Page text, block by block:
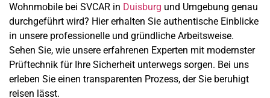
Wohnmobile bei SVCAR in Duisburg und Umgebung genau
durchgeführt wird? Hier erhalten Sie authentische Einblicke
in unsere professionelle und gründliche Arbeitsweise.
Sehen Sie, wie unsere erfahrenen Experten mit modernster
Prüftechnik für Ihre Sicherheit unterwegs sorgen. Bei uns
erleben Sie einen transparenten Prozess, der Sie beruhigt
reisen lässt.